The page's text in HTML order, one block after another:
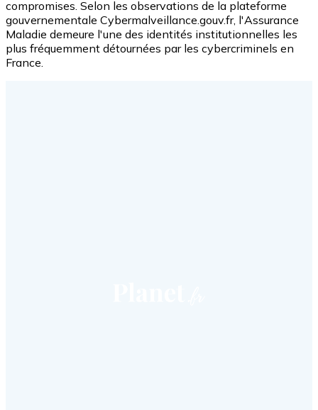
compromises. Selon les observations de la plateforme
gouvernementale Cybermalveillance.gouv.fr, l'Assurance
Maladie demeure l'une des identités institutionnelles les
plus fréquemment détournées par les cybercriminels en
France.